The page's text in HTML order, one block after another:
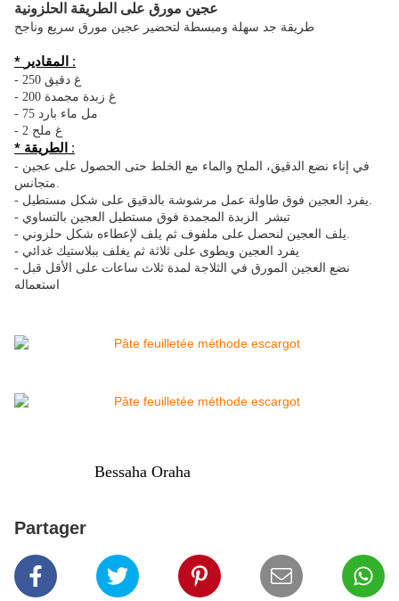
عجين مورق على الطريقة الحلزونية
طريقة جد سهلة ومبسطة لتحضير عجين مورق سريع وناجح
* المقادير :
- 250 غ دقيق
- 75 مل ماء بارد
- 2 غ ملح
* الطريقة :
- في إناء نضع الدقيق، الملح والماء مع الخلط حتى الحصول على عجين
متجانس.
- يفرد العجين فوق طاولة عمل مرشوشة بالدقيق على شكل مستطيل.
- يلف العجين لنحصل على ملفوف ثم يلف لإعطاءه شكل حلزوني.
- نضع العجين المورق في الثلاجة لمدة ثلاث ساعات على الأقل قبل
استعماله
Bessaha Oraha
Partager